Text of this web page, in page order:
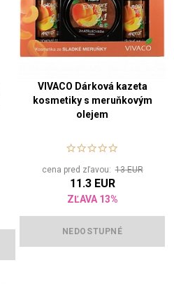
VIVACO Dárková kazeta
kosmetiky s meruňkovým
olejem
cena pred zľavou:13 EUR
11.3 EUR
ZĽAVA 13%
NEDOSTUPNÉ